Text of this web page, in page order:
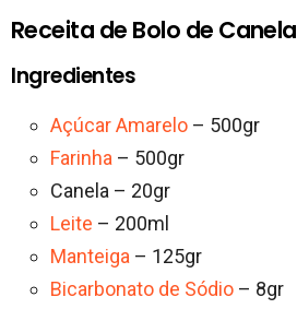
Receita de Bolo de Canela
Ingredientes
Açúcar Amarelo – 500gr
Farinha – 500gr
Canela – 20gr
Leite – 200ml
Manteiga – 125gr
Bicarbonato de Sódio – 8gr